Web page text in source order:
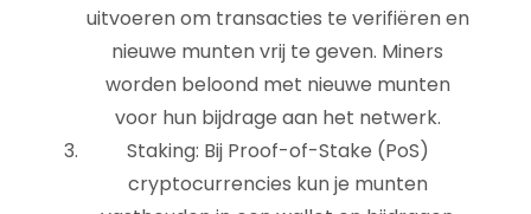
uitvoeren om transacties te verifiëren en
nieuwe munten vrij te geven. Miners
worden beloond met nieuwe munten
voor hun bijdrage aan het netwerk.
Staking: Bij Proof-of-Stake (PoS)
cryptocurrencies kun je munten